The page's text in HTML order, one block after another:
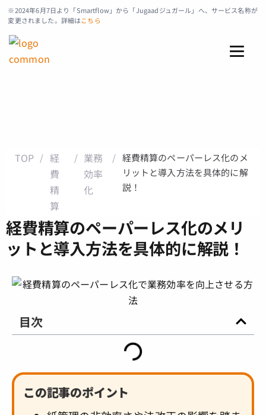
※2024年6月7日より「Smartflow」から「Jugaadジュガール」へ、サービス名称が
変更されました。詳細はこちら
TOP / 経
費
精
算
/ 業務
効率
化
/ 経費精算のペーパーレス化のメ
リットと導入方法を具体的に解
説！
経費精算のペーパーレス化のメリ
ットと導入方法を具体的に解説！
目次
この記事のポイント